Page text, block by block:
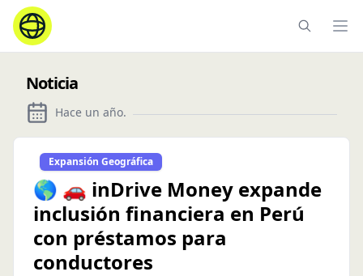
Noticia
Hace un año.
Expansión Geográfica
🌎 🚗 inDrive Money expande
inclusión financiera en Perú
con préstamos para
conductores